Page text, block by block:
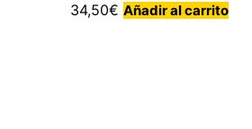
34,50€ Añadir al carrito